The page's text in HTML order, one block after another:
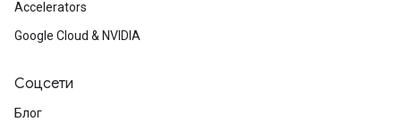
Accelerators
Google Cloud & NVIDIA
Соцсети
Блог